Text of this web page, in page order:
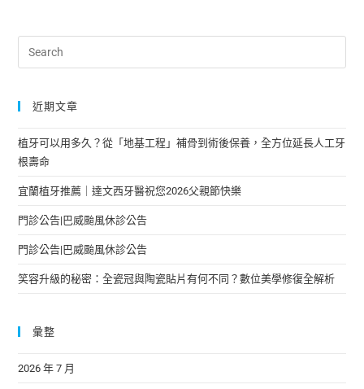
近期文章
植牙可以用多久？從「地基工程」補骨到術後保養，全方位延長人工牙
根壽命
宜蘭植牙推薦｜達文西牙醫祝您2026父親節快樂
門診公告|巴威颱風休診公告
門診公告|巴威颱風休診公告
笑容升級的秘密：全瓷冠與陶瓷貼片有何不同？數位美學修復全解析
彙整
2026 年 7 月